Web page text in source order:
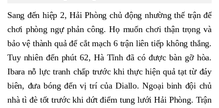
Sang đến hiệp 2, Hải Phòng chủ động nhường thế trận để
chơi phòng ngự phản công. Họ muốn chơi thận trọng và
bảo vệ thành quả để cắt mạch 6 trận liên tiếp không thắng.
Tuy nhiên đến phút 62, Hà Tĩnh đã có được bàn gỡ hòa.
Ibara nỗ lực tranh chấp trước khi thực hiện quả tạt từ đáy
biên, đưa bóng đến vị trí của Diallo. Ngoại binh đội chủ
nhà tì đè tốt trước khi dứt điểm tung lưới Hải Phòng. Trận